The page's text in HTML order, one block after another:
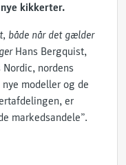
kikkerter.
både når det gælder
Hans Bergquist,
nordens
modeller og de
er
markedsandele”.